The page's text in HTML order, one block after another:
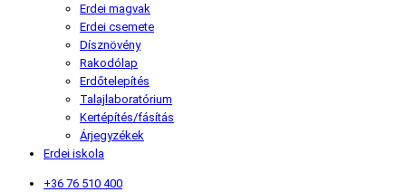
Erdei magvak
Erdei csemete
Dísznövény
Rakodólap
Erdőtelepítés
Talajlaboratórium
Kertépítés/fásítás
Árjegyzékek
Erdei iskola
+36 76 510 400